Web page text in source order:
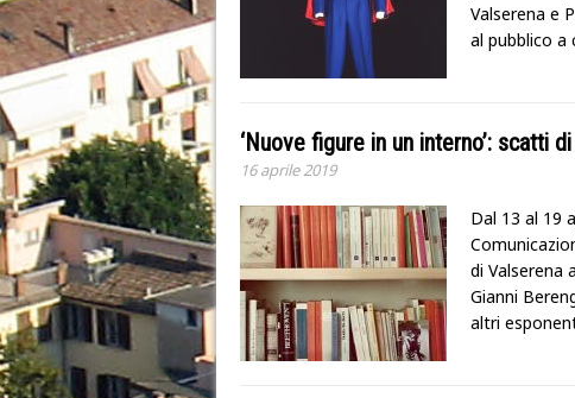
Valserena e
al pubblico a
‘Nuove figure in un interno’: scatti
16 aprile 2019
Dal 13 al 19
di Valserena
Gianni
altri